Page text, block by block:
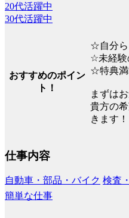
20代活躍中
30代活躍中
おすすめのポイン
ト！
☆自分ら
☆未経験
☆特典満
まずは
貴方の
きます！
仕事内容
自動車・部品・バイク 検査
簡単な仕事